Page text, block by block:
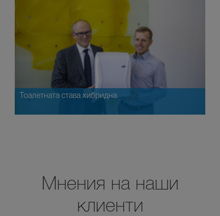
Тоалетната става хибридна
Мнения на наши
клиенти